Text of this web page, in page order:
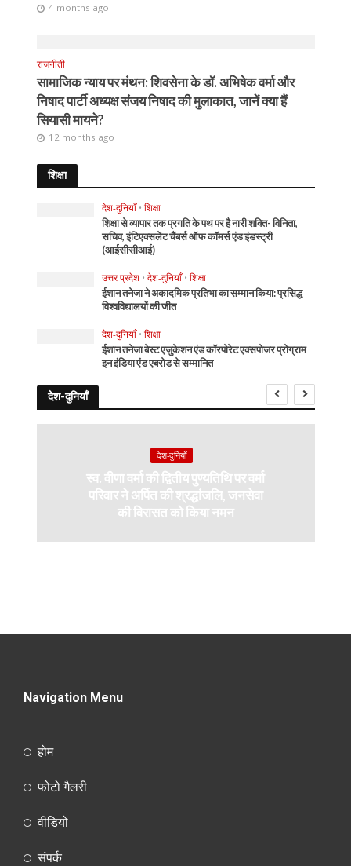
4 months ago
राजनीती
सामाजिक न्याय पर मंथन: शिवसेना के डॉ. अभिषेक वर्मा और
निषाद पार्टी अध्यक्ष संजय निषाद की मुलाकात, जानें क्या हैं
सियासी मायने?
12 months ago
शिक्षा
देश-दुनियाँ • शिक्षा
शिक्षा से व्यापार तक प्रगति के पथ पर है नारी शक्ति- विनिता,
सचिव, इंटिएक्सलेंट चैंबर्स ऑफ कॉमर्स एंड इंडस्ट्री
(आईसीसीआई)
उत्तर प्रदेश • देश-दुनियाँ • शिक्षा
ईशान तनेजा ने अकादमिक प्रतिभा का सम्मान किया: प्रसिद्ध
विश्वविद्यालयों की जीत
देश-दुनियाँ • शिक्षा
ईशान तनेजा बेस्ट एजुकेशन एंड कॉरपोरेट एक्सपोजर प्रोग्राम
इन इंडिया एंड एबरोड से सम्मानित
देश-दुनियाँ
देश-दुनियाँ
स्व. वीणा वर्मा की द्वितीय पुण्यतिथि पर वर्मा
परिवार ने अर्पित की श्रद्धांजलि, जनसेवा
की विरासत को किया नमन
Navigation Menu
होम
फोटो गैलरी
वीडियो
संपर्क